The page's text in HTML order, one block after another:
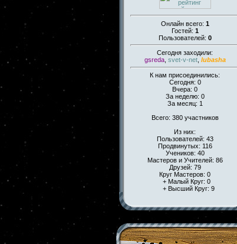
Онлайн всего: 1
Гостей: 1
Пользователей: 0
Сегодня заходили:
gsreda, svet-v-net, lubasha
К нам присоединились:
Сегодня: 0
Вчера: 0
За неделю: 0
За месяц: 1
Всего: 380 участников
Из них:
Пользователей: 43
Продвинутых: 116
Учеников: 40
Мастеров и Учителей: 86
Друзей: 79
Круг Мастеров: 0
+ Малый Круг: 0
+ Высший Круг: 9